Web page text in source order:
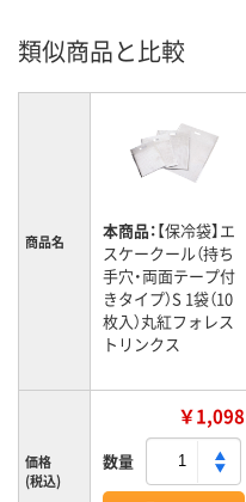
類似商品と比較
商品名 本商品：【保冷袋】エ
スケークール（持ち
手穴・両面テープ付
きタイプ）S 1袋（10
枚入）丸紅フォレス
トリンクス
価格
(税込)
￥1,098
数量